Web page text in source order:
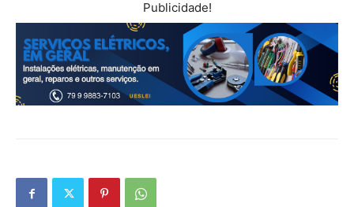
Publicidade!